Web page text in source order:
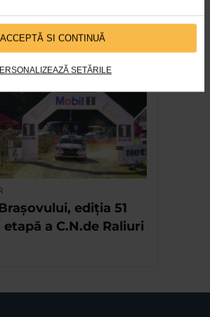
ACCEPTĂ SI CONTINUĂ
SETĂRILE
de festival LFDC cu
Catena
ediția 51
a C.N.de Raliuri